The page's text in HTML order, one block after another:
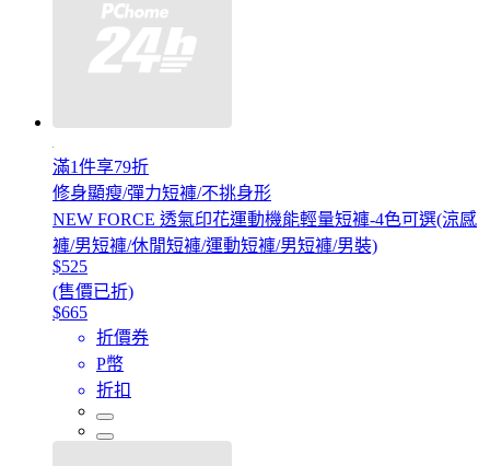
滿1件享79折
修身顯瘦/彈力短褲/不挑身形
NEW FORCE 透氣印花運動機能輕量短褲-4色可選(涼感
褲/男短褲/休閒短褲/運動短褲/男短褲/男裝)
$525
(售價已折)
$665
折價券
P幣
折扣